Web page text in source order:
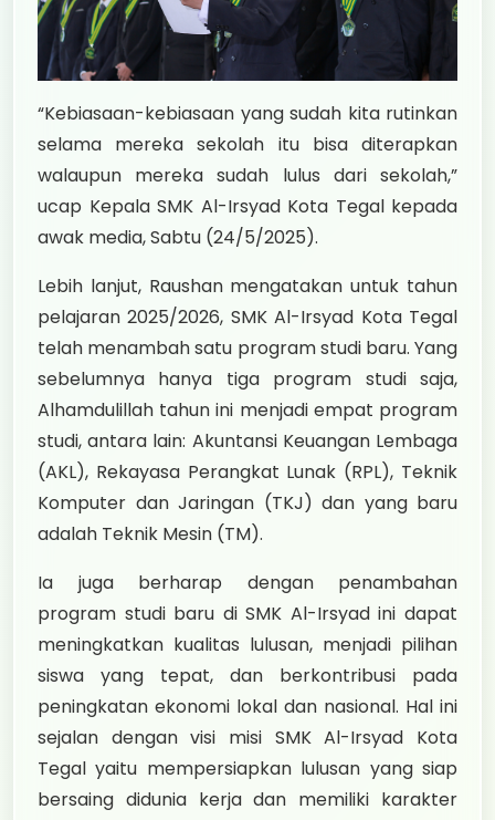
“Kebiasaan-kebiasaan yang sudah kita rutinkan
selama mereka sekolah itu bisa diterapkan
walaupun mereka sudah lulus dari sekolah,”
ucap Kepala SMK Al-Irsyad Kota Tegal kepada
awak media, Sabtu (24/5/2025).
Lebih lanjut, Raushan mengatakan untuk tahun
pelajaran 2025/2026, SMK Al-Irsyad Kota Tegal
telah menambah satu program studi baru. Yang
sebelumnya hanya tiga program studi saja,
Alhamdulillah tahun ini menjadi empat program
studi, antara lain: Akuntansi Keuangan Lembaga
(AKL), Rekayasa Perangkat Lunak (RPL), Teknik
Komputer dan Jaringan (TKJ) dan yang baru
adalah Teknik Mesin (TM).
Ia juga berharap dengan penambahan
program studi baru di SMK Al-Irsyad ini dapat
meningkatkan kualitas lulusan, menjadi pilihan
siswa yang tepat, dan berkontribusi pada
peningkatan ekonomi lokal dan nasional. Hal ini
sejalan dengan visi misi SMK Al-Irsyad Kota
Tegal yaitu mempersiapkan lulusan yang siap
bersaing didunia kerja dan memiliki karakter